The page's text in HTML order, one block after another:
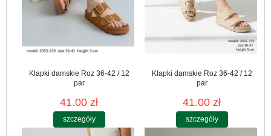
Klapki damskie Roz 36-42 / 12
par
41.00 zł
szczegóły
Klapki damskie Roz 36-42 / 12
par
41.00 zł
szczegóły